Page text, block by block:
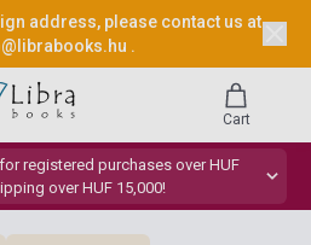
address, please contact us at
.
registered purchases over HUF
over HUF 15,000!
Cart